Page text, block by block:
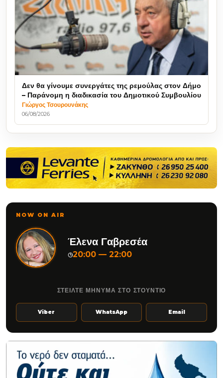
Δεν θα γίνουμε συνεργάτες της ρεμούλας στον Δήμο
– Παράνομη η διαδικασία του Δημοτικού Συμβουλίου
Γιώργος Τσουρουνάκης
06/08/2026
NOW ON AIR
Έλενα Γαβρεσέα
◷20:00 — 22:00
ΣΤΕΙΛΤΕ ΜΗΝΥΜΑ ΣΤΟ ΣΤΟΥΝΤΙΟ
Viber WhatsApp Email